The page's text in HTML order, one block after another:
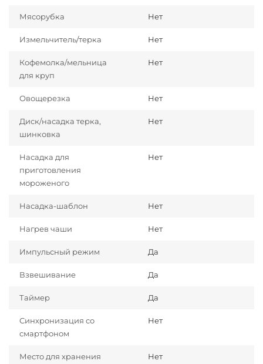
Мясорубка Нет
Измельчитель/терка Нет
Кофемолка/мельница
для круп
Нет
Овощерезка Нет
Диск/насадка терка,
шинковка
Нет
Насадка для
приготовления
мороженого
Нет
Насадка-шаблон Нет
Нагрев чаши Нет
Импульсный режим Да
Взвешивание Да
Таймер Да
Синхронизация со
смартфоном
Нет
Место для хранения
Нет